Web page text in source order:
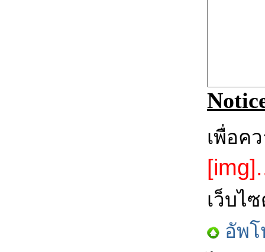
เพื่อค
เว็บไ
อัพ